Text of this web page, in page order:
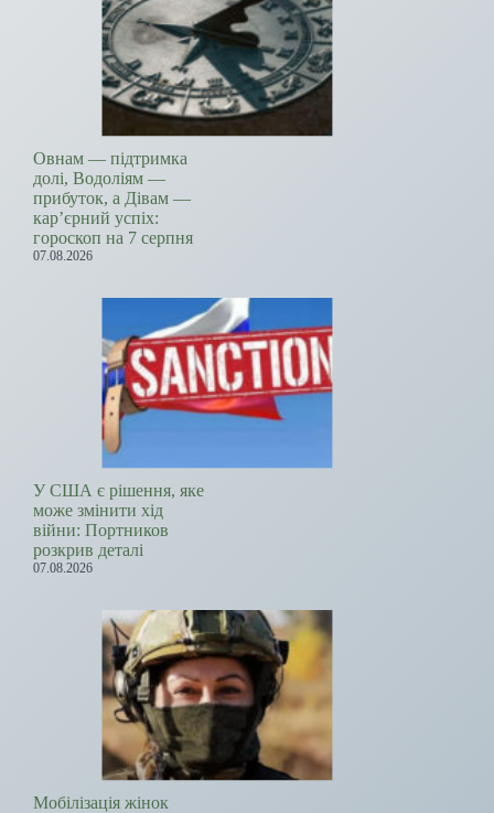
Овнам — підтримка
долі, Водоліям —
прибуток, а Дівам —
кар’єрний успіх:
гороскоп на 7 серпня
07.08.2026
У США є рішення, яке
може змінити хід
війни: Портников
розкрив деталі
07.08.2026
Мобілізація жінок